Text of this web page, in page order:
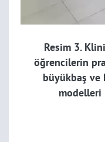
Resim 3.
öğrencilerin
büyükbaş ve